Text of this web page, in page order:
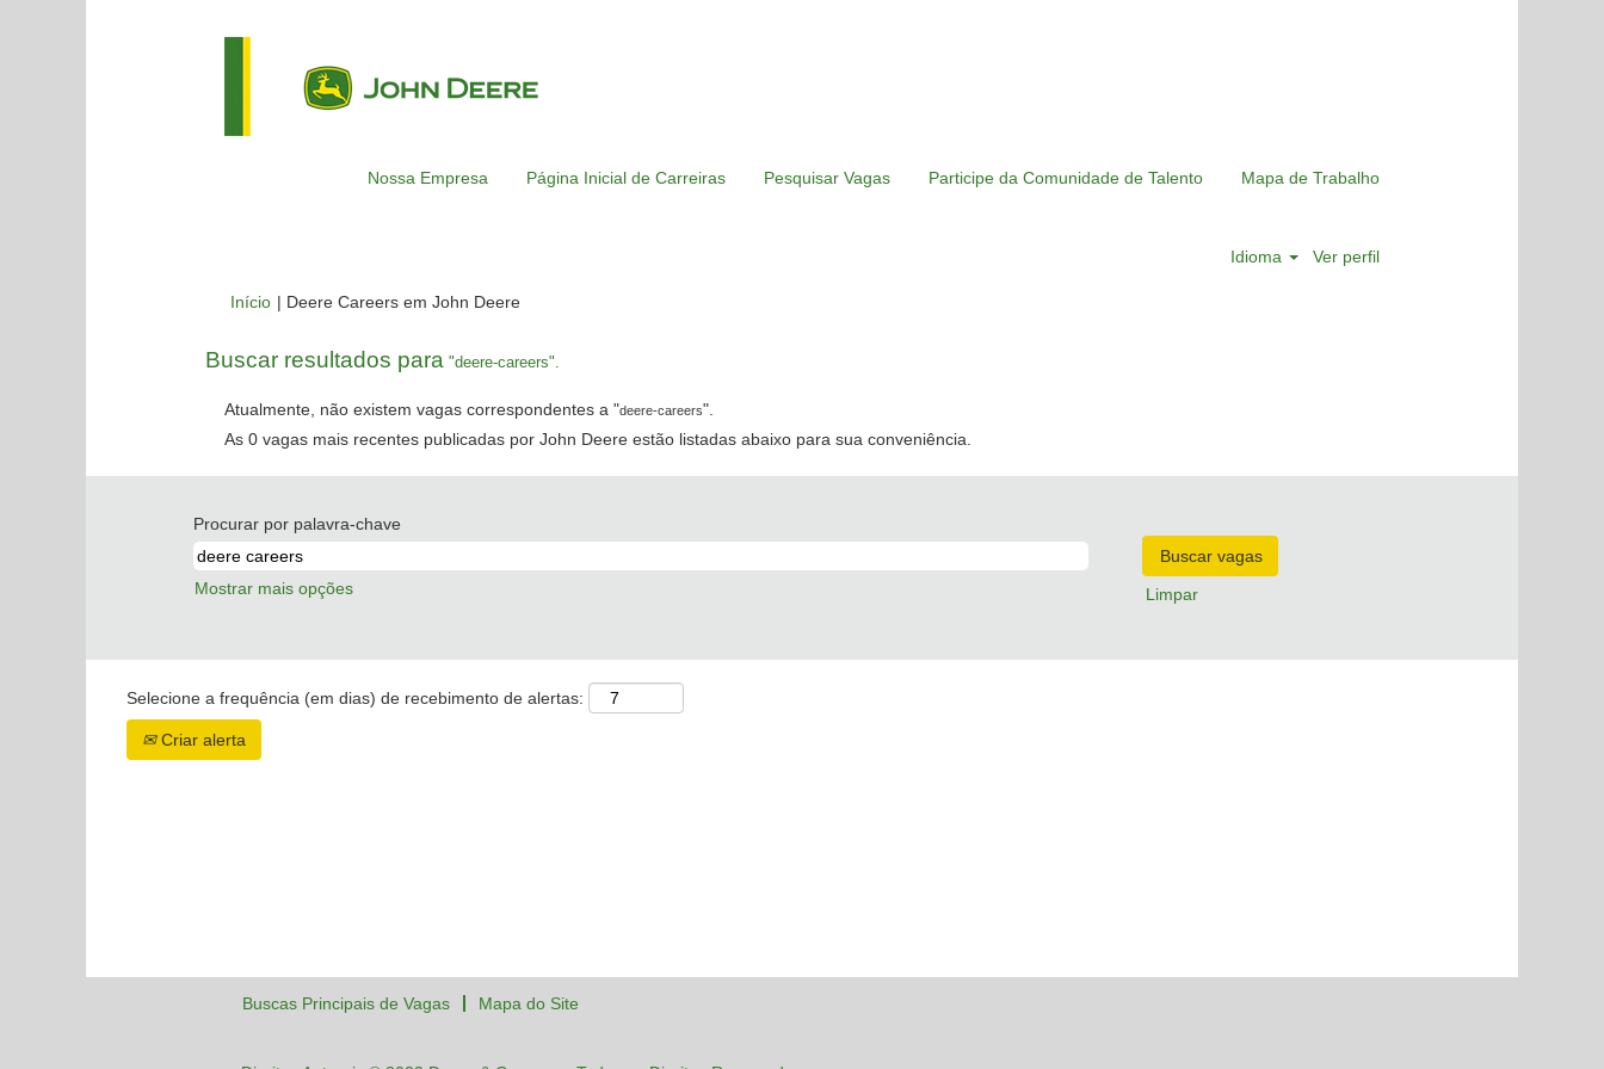
Nossa Empresa Página Inicial de Carreiras Pesquisar Vagas Participe da Comunidade de Talento Mapa de Trabalho
Idioma Ver perfil
Início | Deere Careers em John Deere(página
Buscar resultados para "deere-careers".
Atualmente, não existem vagas correspondentes a "deere-careers".
As 0 vagas mais recentes publicadas por John Deere estão listadas abaixo para sua conveniência.
Procurar por palavra-chave
Mostrar mais opções Limpar
Selecione a frequência (em dias) de recebimento de alertas:
Criar alerta
Buscas Principais de Vagas Mapa do Site